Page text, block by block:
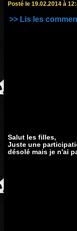
Posté le 19.02.2014 à
>> Lis les
Salut les filles,
Juste une
désolé mais je n'ai